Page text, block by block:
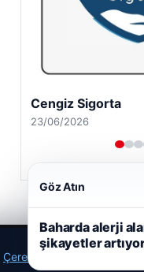
Cengiz Sigorta
23/06/2026
Çerez Politikamız
Göz Atın
Baharda alerji
şikayetler